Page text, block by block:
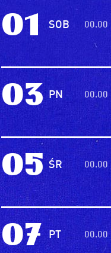
01 SOB 00.00
03 PN 00.00
05 ŚR 00.00
07 PT 00.00